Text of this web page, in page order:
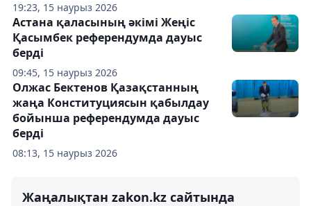
19:23, 15 наурыз 2026
09:45, 15 наурыз 2026
Астана қаласының әкімі Жеңіс
Қасымбек референдумда дауыс
берді
08:13, 15 наурыз 2026
Олжас Бектенов Қазақстанның
жаңа Конституциясын қабылдау
бойынша референдумда дауыс
берді
Жаңалықтан zakon.kz сайтында